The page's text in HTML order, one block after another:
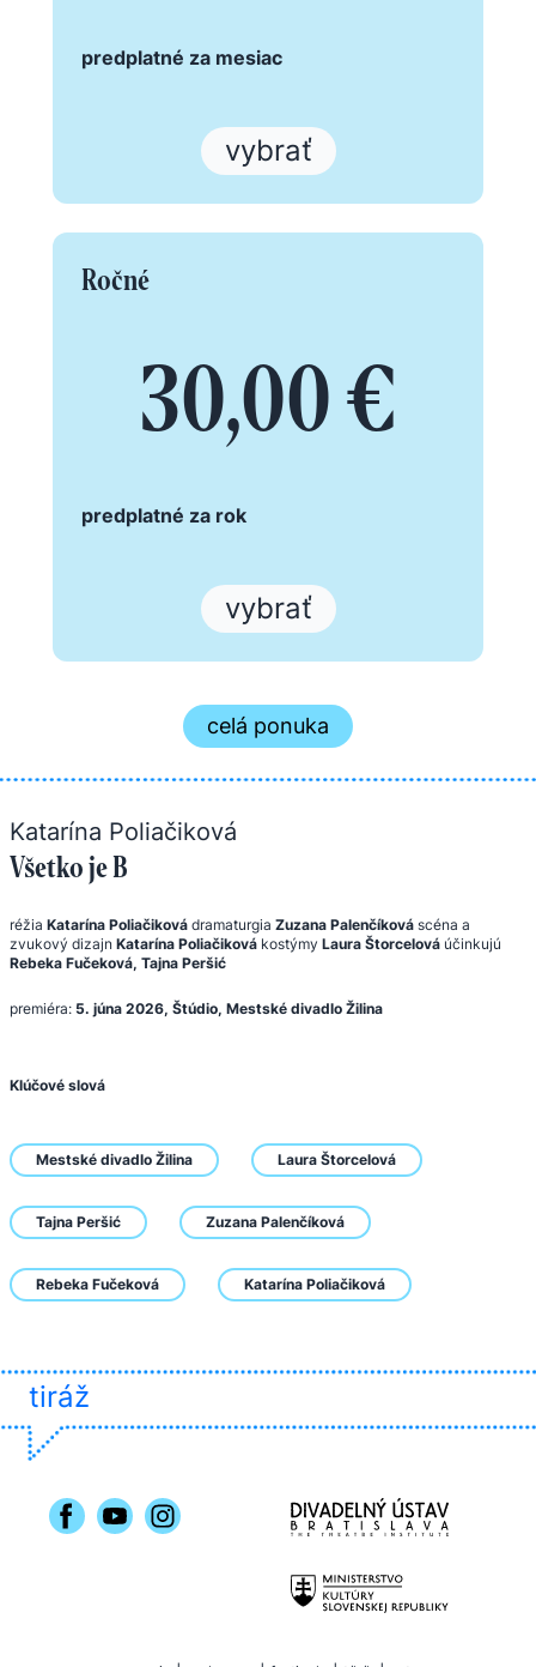
predplatné za mesiac
vybrať
Ročné
30,00 €
predplatné za rok
vybrať
celá ponuka
Katarína Poliačiková
Všetko je B
réžia Katarína Poliačiková dramaturgia Zuzana Palenčíková scéna a
zvukový dizajn Katarína Poliačiková kostýmy Laura Štorcelová účinkujú
Rebeka Fučeková, Tajna Peršić
premiéra: 5. júna 2026, Štúdio, Mestské divadlo Žilina
Klúčové slová
Mestské divadlo Žilina Laura Štorcelová
Tajna Peršić Zuzana Palenčíková
Rebeka Fučeková Katarína Poliačiková
tiráž